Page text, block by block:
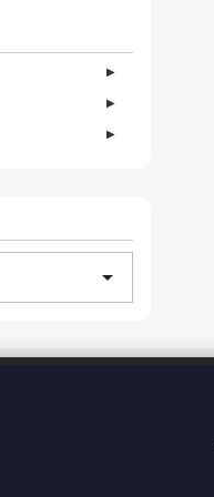
arrow_drop_down